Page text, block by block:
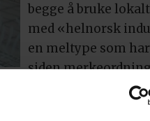
begge å bruke
med «helnorsk
en meltype som
siden
etablert for drøyt ti